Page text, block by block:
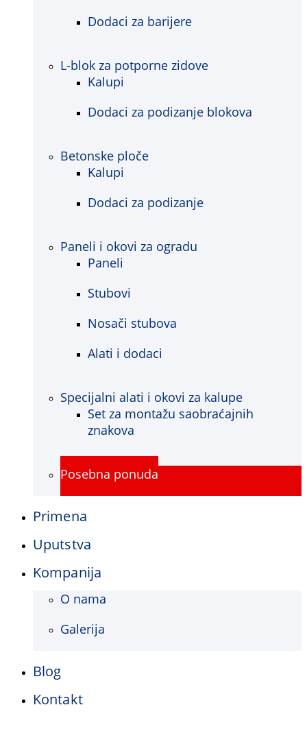
Dodaci za barijere
L-blok za potporne zidove
Kalupi
Dodaci za podizanje blokova
Betonske ploče
Kalupi
Dodaci za podizanje
Paneli i okovi za ogradu
Paneli
Stubovi
Nosači stubova
Alati i dodaci
Specijalni alati i okovi za kalupe
Set za montažu saobraćajnih
znakova
Posebna ponuda
Primena
Uputstva
Kompanija
O nama
Galerija
Blog
Kontakt